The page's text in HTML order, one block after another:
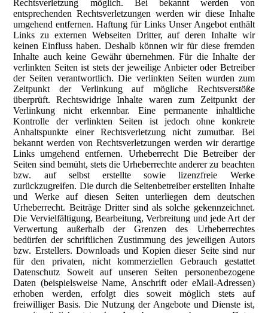
Rechtsverletzung möglich. Bei bekannt werden von
entsprechenden Rechtsverletzungen werden wir diese Inhalte
umgehend entfernen. Haftung für Links Unser Angebot enthält
Links zu externen Webseiten Dritter, auf deren Inhalte wir
keinen Einfluss haben. Deshalb können wir für diese fremden
Inhalte auch keine Gewähr übernehmen. Für die Inhalte der
verlinkten Seiten ist stets der jeweilige Anbieter oder Betreiber
der Seiten verantwortlich. Die verlinkten Seiten wurden zum
Zeitpunkt der Verlinkung auf mögliche Rechtsverstöße
überprüft. Rechtswidrige Inhalte waren zum Zeitpunkt der
Verlinkung nicht erkennbar. Eine permanente inhaltliche
Kontrolle der verlinkten Seiten ist jedoch ohne konkrete
Anhaltspunkte einer Rechtsverletzung nicht zumutbar. Bei
bekannt werden von Rechtsverletzungen werden wir derartige
Links umgehend entfernen. Urheberrecht Die Betreiber der
Seiten sind bemüht, stets die Urheberrechte anderer zu beachten
bzw. auf selbst erstellte sowie lizenzfreie Werke
zurückzugreifen. Die durch die Seitenbetreiber erstellten Inhalte
und Werke auf diesen Seiten unterliegen dem deutschen
Urheberrecht. Beiträge Dritter sind als solche gekennzeichnet.
Die Vervielfältigung, Bearbeitung, Verbreitung und jede Art der
Verwertung außerhalb der Grenzen des Urheberrechtes
bedürfen der schriftlichen Zustimmung des jeweiligen Autors
bzw. Erstellers. Downloads und Kopien dieser Seite sind nur
für den privaten, nicht kommerziellen Gebrauch gestattet
Datenschutz Soweit auf unseren Seiten personenbezogene
Daten (beispielsweise Name, Anschrift oder eMail-Adressen)
erhoben werden, erfolgt dies soweit möglich stets auf
freiwilliger Basis. Die Nutzung der Angebote und Dienste ist,